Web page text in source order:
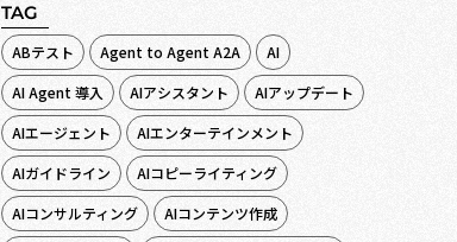
TAG
ABテスト Agent to Agent A2A
AI
AI Agent 導入
AIアシスタント
AIアップデート
AIエージェント
AIエンターテインメント
AIガイドライン
AIコピーライティング
AIコンサルティング
AIコンテンツ作成